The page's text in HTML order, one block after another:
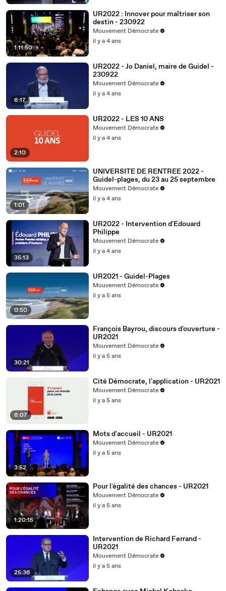
1:11:50
UR2022 : Innover pour maîtriser son
destin - 230922
Mouvement Démocrate
il y a 4 ans
6:17
UR2022 - Jo Daniel, maire de Guidel -
230922
Mouvement Démocrate
il y a 4 ans
2:10
UR2022 - LES 10 ANS
Mouvement Démocrate
il y a 4 ans
1:01
UNIVERSITE DE RENTREE 2022 -
Guidel-plages, du 23 au 25 septembre
Mouvement Démocrate
il y a 4 ans
35:13
UR2022 - Intervention d'Edouard
Philippe
Mouvement Démocrate
il y a 4 ans
0:50
UR2021 - Guidel-Plages
Mouvement Démocrate
il y a 5 ans
30:21
François Bayrou, discours d'ouverture -
UR2021
Mouvement Démocrate
il y a 5 ans
6:07
Cité Démocrate, l'application - UR2021
Mouvement Démocrate
il y a 5 ans
3:52
Mots d'accueil - UR2021
Mouvement Démocrate
il y a 5 ans
1:20:15
Pour l'égalité des chances - UR2021
Mouvement Démocrate
il y a 5 ans
25:36
Intervention de Richard Ferrand -
UR2021
Mouvement Démocrate
il y a 5 ans